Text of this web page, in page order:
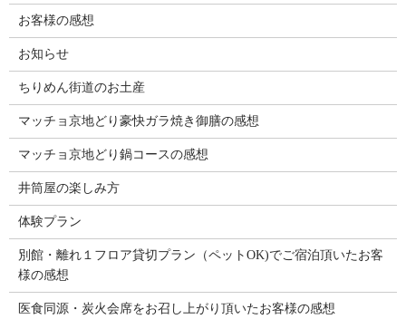
お客様の感想
お知らせ
ちりめん街道のお土産
マッチョ京地どり豪快ガラ焼き御膳の感想
マッチョ京地どり鍋コースの感想
井筒屋の楽しみ方
体験プラン
別館・離れ１フロア貸切プラン（ペットOK)でご宿泊頂いたお客
様の感想
医食同源・炭火会席をお召し上がり頂いたお客様の感想